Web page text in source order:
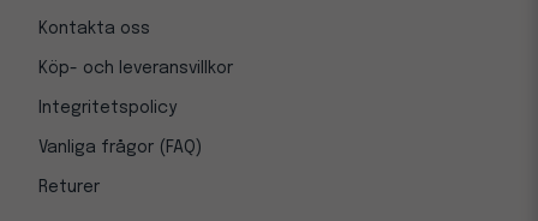
Kontakta oss
Köp- och leveransvillkor
Integritetspolicy
Vanliga frågor (FAQ)
Returer